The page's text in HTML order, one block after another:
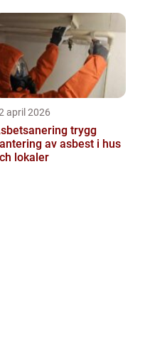
april 2026
trygg
av asbest i hus
lokaler